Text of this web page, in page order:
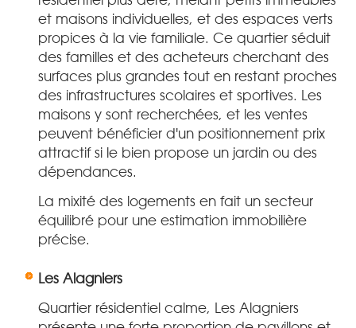
et maisons individuelles, et des espaces verts
propices à la vie familiale. Ce quartier séduit
des familles et des acheteurs cherchant des
surfaces plus grandes tout en restant proches
des infrastructures scolaires et sportives. Les
maisons y sont recherchées, et les ventes
peuvent bénéficier d'un positionnement prix
attractif si le bien propose un jardin ou des
dépendances.
La mixité des logements en fait un secteur
équilibré pour une estimation immobilière
précise.
Les Alagniers
Quartier résidentiel calme, Les Alagniers